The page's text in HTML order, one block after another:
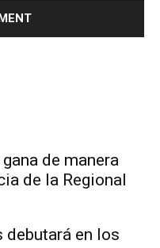
de manera
de la Regional
en los